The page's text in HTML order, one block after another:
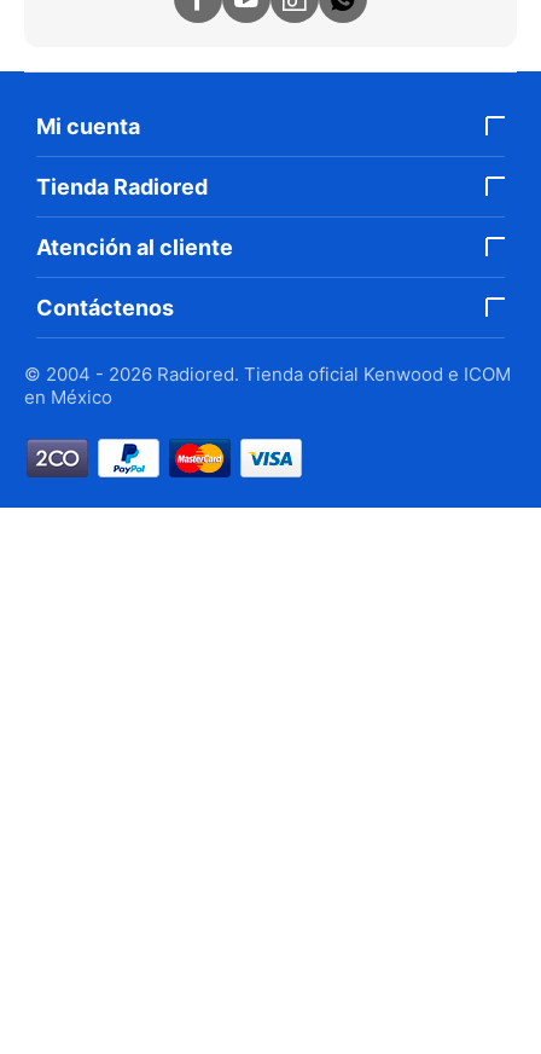
Mi cuenta
Tienda Radiored
Atención al cliente
Contáctenos
© 2004 - 2026 Radiored. Tienda oficial Kenwood e ICOM
en México